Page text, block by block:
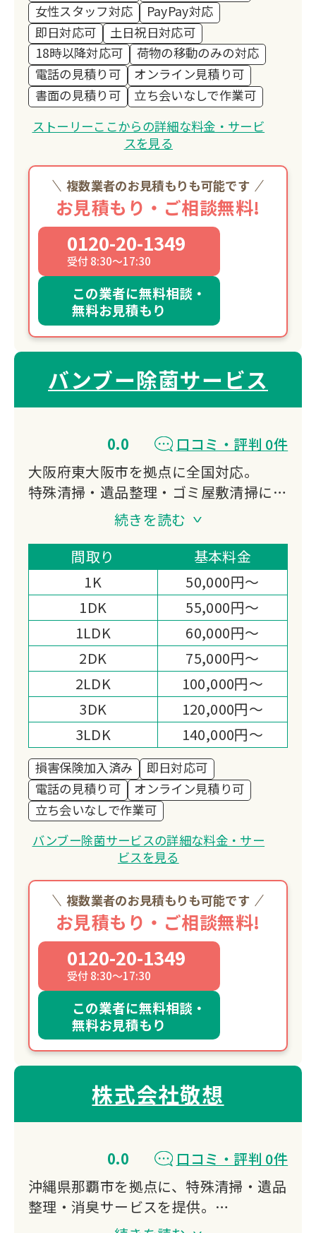
女性スタッフ対応
PayPay対応
即日対応可
土日祝日対応可
18時以降対応可
荷物の移動のみの対応
電話の見積り可
オンライン見積り可
書面の見積り可
立ち会いなしで作業可
ストーリーここからの詳細な料金・サービ
スを見る
複数業者のお見積もりも可能です
お見積もり・ご相談無料!
0120-20-1349
受付 8:30～17:30
この業者に無料相談・
無料お見積もり
バンブー除菌サービス
0.0
口コミ・評判 0件
大阪府東大阪市を拠点に全国対応。
特殊清掃・遺品整理・ゴミ屋敷清掃に対
応し、真言宗のご供養と風水による空間
竹炭精製水による完全消臭とATP検査で
数値化された除菌力が強みです。
続きを読む
間取り
基本料金
1K
50,000円～
1DK
55,000円～
1LDK
60,000円～
2DK
75,000円～
2LDK
100,000円～
3DK
120,000円～
3LDK
140,000円～
損害保険加入済み
即日対応可
電話の見積り可
オンライン見積り可
立ち会いなしで作業可
バンブー除菌サービスの詳細な料金・サー
ビスを見る
複数業者のお見積もりも可能です
お見積もり・ご相談無料!
0120-20-1349
受付 8:30～17:30
この業者に無料相談・
無料お見積もり
株式会社敬想
0.0
口コミ・評判 0件
沖縄県那覇市を拠点に、特殊清掃・遺品
整理・消臭サービスを提供。
事件現場特殊清掃センター認定と遺品整